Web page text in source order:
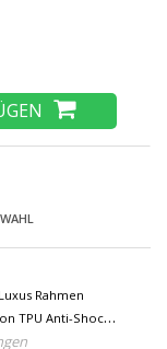
Rahmen
TPU Anti-Shock